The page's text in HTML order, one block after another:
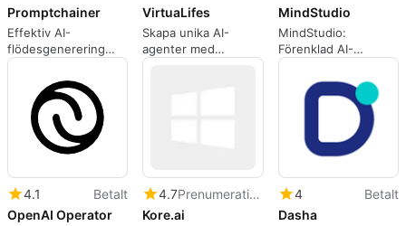
Promptchainer
Effektiv AI-
flödesgenerering
med PromptChainer
VirtuaLifes
Skapa unika AI-
agenter med
VirtuaLifes
MindStudio
MindStudio:
Förenklad AI-
applikationsutveckling
4.1
Betalt
OpenAI Operator
4.7
Prenumeration
Kore.ai
4
Betalt
Dasha